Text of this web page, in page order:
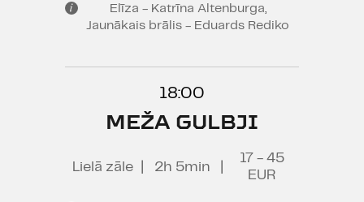
Elīza - Katrīna Altenburga,
Jaunākais brālis - Eduards Rediko
18:00
MEŽA GULBJI
Lielā zāle 2h 5min
17 - 45
EUR